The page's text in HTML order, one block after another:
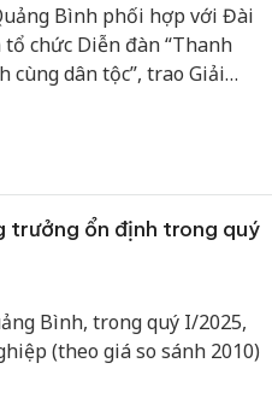
Bình phối hợp với Đài
chức Diễn đàn “Thanh
dân tộc”, trao Giải
trưởng ổn định trong quý
Bình, trong quý I/2025,
(theo giá so sánh 2010)